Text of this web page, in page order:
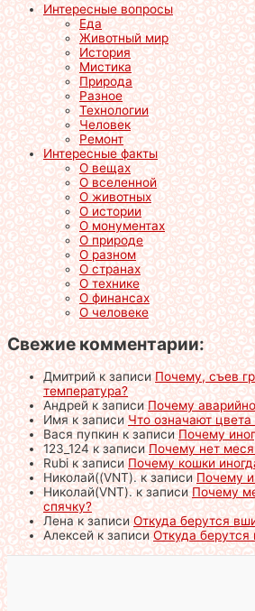
Интересные вопросы
Еда
Животный мир
История
Мистика
Природа
Разное
Технологии
Человек
Ремонт
Интересные факты
О вещах
О вселенной
О животных
О истории
О монументах
О природе
О разном
О странах
О технике
О финансах
О человеке
Свежие комментарии:
Дмитрийк записиПочему, съев
температура?
Андрейк записиПочему
Имяк записиЧто означают цвета
Вася пупкинк записиПочему
123_124к записиПочему нет
Rubiк записиПочему кошки
Николай((VNT).к записиПочему
Николай(VNT).к записиПочему
спячку?
Ленак записиОткуда берутся
Алексейк записиОткуда берутся